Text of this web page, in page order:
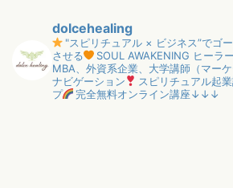
dolcehealing
"スピリチュアル × ビジネス”でゴ
させる
SOUL AWAKENING ヒーラ
MBA、外資系企業、大学講師（マーケ
ナビゲーション
スピリチュアル起
プ
完全無料オンライン講座↓↓↓